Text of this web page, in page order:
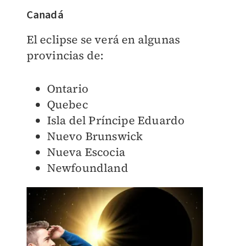
Canadá
El eclipse se verá en algunas
provincias de:
Ontario
Quebec
Isla del Príncipe Eduardo
Nuevo Brunswick
Nueva Escocia
Newfoundland